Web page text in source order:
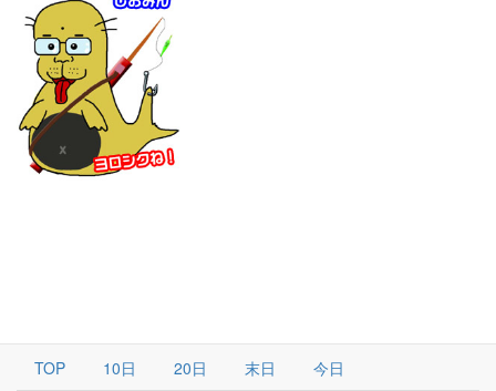
TOP 10日 20日 末日 今日